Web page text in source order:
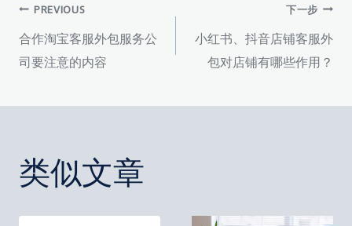
文
章
导
航
PREVIOUS
合作淘宝客服外包服务公
司要注意的内容
下一步
小红书、抖音店铺客服外
包对店铺有哪些作用？
类似文章